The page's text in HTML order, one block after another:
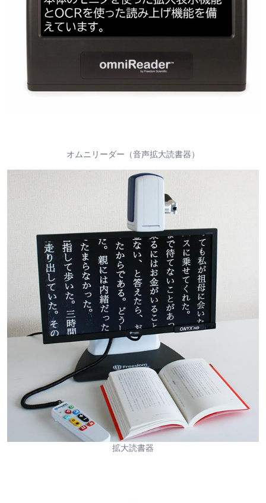
オムニリーダー（音声拡大読書器）
拡大読書器